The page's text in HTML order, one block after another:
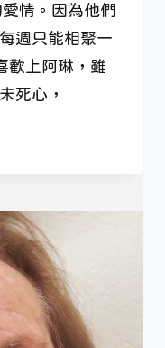
情。因為他們
週只能相聚一
歡上阿琳，雖
死心，